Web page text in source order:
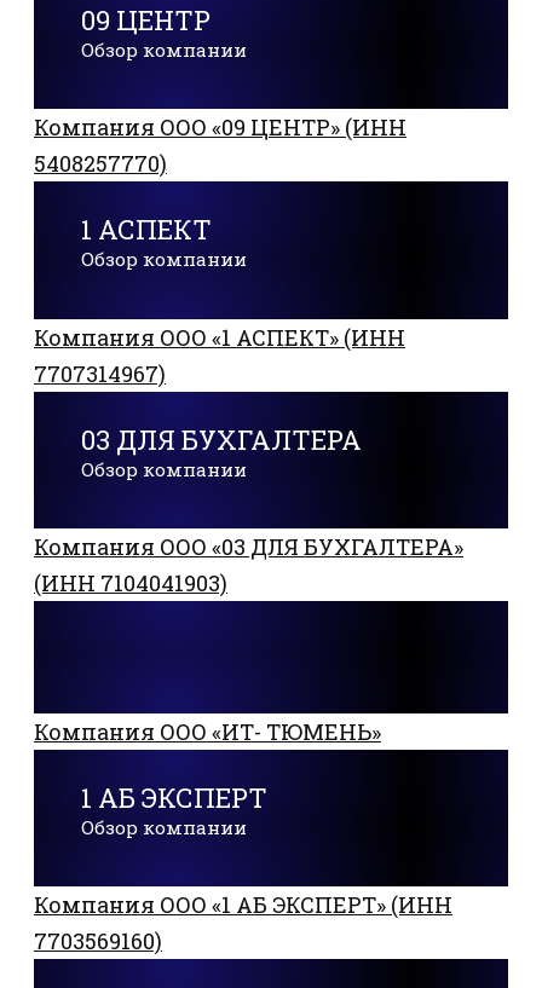
09 ЦЕНТР
Обзор компании
Компания ООО «09 ЦЕНТР» (ИНН
5408257770)
1 АСПЕКТ
Обзор компании
Компания ООО «1 АСПЕКТ» (ИНН
7707314967)
03 ДЛЯ БУХГАЛТЕРА
Обзор компании
Компания ООО «03 ДЛЯ БУХГАЛТЕРА»
(ИНН 7104041903)
Компания ООО «ИТ- ТЮМЕНЬ»
1 АБ ЭКСПЕРТ
Обзор компании
Компания ООО «1 АБ ЭКСПЕРТ» (ИНН
7703569160)